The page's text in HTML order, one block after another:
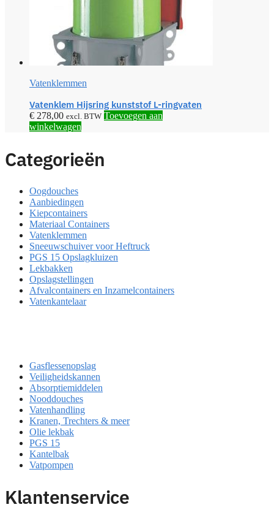
Vatenklemmen
Vatenklem Hijsring kunststof L-ringvaten
€ 278,00 excl. BTW Toevoegen aan
winkelwagen
Categorieën
Oogdouches
Aanbiedingen
Kiepcontainers
Materiaal Containers
Vatenklemmen
Sneeuwschuiver voor Heftruck
PGS 15 Opslagkluizen
Lekbakken
Opslagstellingen
Afvalcontainers en Inzamelcontainers
Vatenkantelaar
Gasflessenopslag
Veiligheidskannen
Absorptiemiddelen
Nooddouches
Vatenhandling
Kranen, Trechters & meer
Olie lekbak
PGS 15
Kantelbak
Vatpompen
Klantenservice